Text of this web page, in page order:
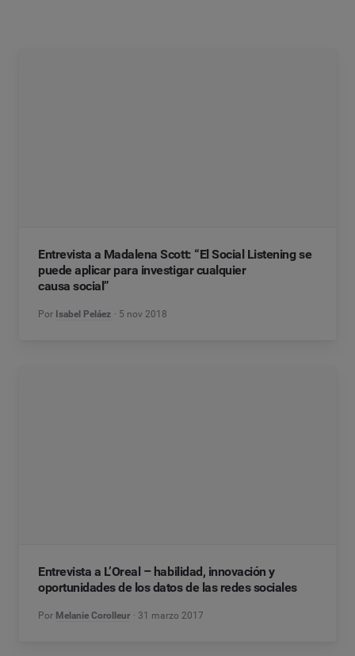
Entrevista a Madalena Scott: “El Social Listening se
puede aplicar para investigar cualquier
causa social”
Por Isabel Peláez 5 nov 2018
Entrevista a L’Oreal – habilidad, innovación y
oportunidades de los datos de las redes sociales
Por Melanie Corolleur 31 marzo 2017